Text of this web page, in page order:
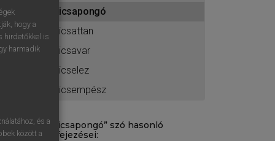
kicsapongó
kicsattan
kicsavar
kicselez
kicsempész
„ kicsapongó” szó hasonló
kifejezései:
hogy a
hirdetőkkel is
harmadik
és a
között a